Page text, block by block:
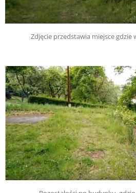
Zdjęcie przedstawia miejsce gdzie